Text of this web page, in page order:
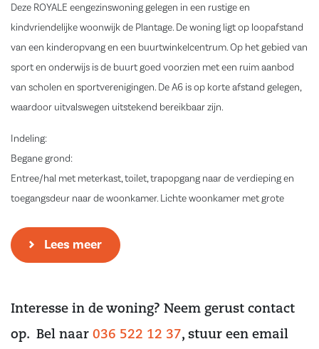
Deze ROYALE eengezinswoning gelegen in een rustige en
kindvriendelijke woonwijk de Plantage. De woning ligt op loopafstand
van een kinderopvang en een buurtwinkelcentrum. Op het gebied van
sport en onderwijs is de buurt goed voorzien met een ruim aanbod
van scholen en sportverenigingen. De A6 is op korte afstand gelegen,
waardoor uitvalswegen uitstekend bereikbaar zijn.
Indeling:
Begane grond:
Entree/hal met meterkast, toilet, trapopgang naar de verdieping en
toegangsdeur naar de woonkamer. Lichte woonkamer met grote
de woning, voorzien van voldoende werk- en bergruimte en is
afgewerkt in een lichte kleurstelling. Daarnaast is de keuken voorzien
naar de achtertuin. De begane grondvloer is voorzien van laminaat.
Lees meer
Interesse in de woning? Neem gerust contact
op. Bel naar 036 522 12 37, stuur een email